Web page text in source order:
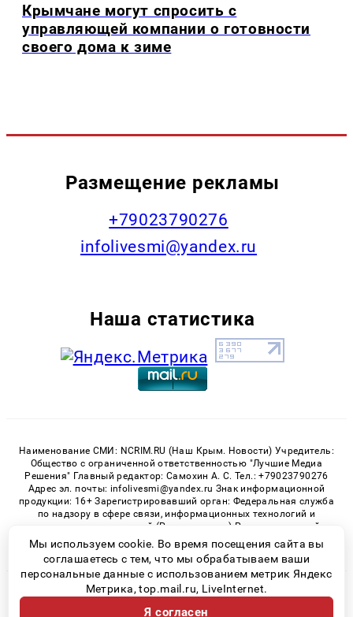
Крымчане могут спросить с
управляющей компании о готовности
своего дома к зиме
Размещение рекламы
+79023790276
infolivesmi@yandex.ru
Наша статистика
Наименование СМИ: NCRIM.RU (Наш Крым. Новости) Учредитель:
Общество с ограниченной ответственностью "Лучшие Медиа
Решения" Главный редактор: Самохин А. С. Тел.: +79023790276
Адрес эл. почты: infolivesmi@yandex.ru Знак информационной
продукции: 16+ Зарегистрировавший орган: Федеральная служба
по надзору в сфере связи, информационных технологий и
массовых коммуникаций (Роскомнадзор) Регистрационный
номер СМИ ЭЛ № ФС 77 - 81150 от 02.06.2021
© 2026 «nCrim.ru» | Все права защищены
Возрастная категория сайта 16+
Мы используем cookie. Во время посещения сайта вы
соглашаетесь с тем, что мы обрабатываем ваши
персональные данные с использованием метрик Яндекс
Метрика, top.mail.ru, LiveInternet.
Я согласен